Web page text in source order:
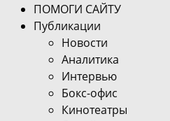
ПОМОГИ САЙТУ
Публикации
Новости
Аналитика
Интервью
Бокс-офис
Кинотеатры